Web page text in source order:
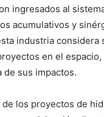
ingresados al
acumulativos y
industria considera
en el
de sus impactos.
los proyectos de